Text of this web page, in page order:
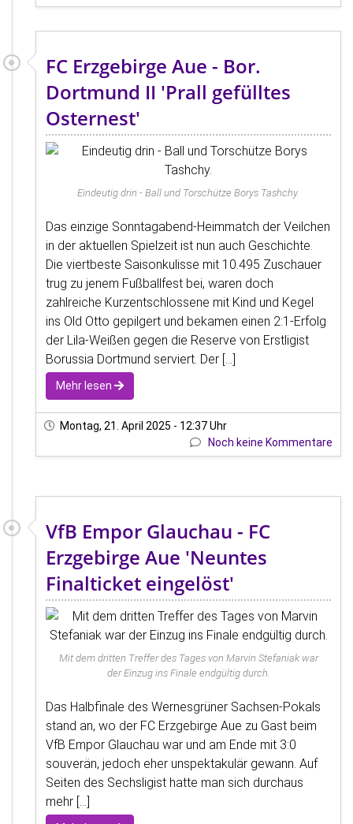
FC Erzgebirge Aue - Bor.
Dortmund II 'Prall gefülltes
Osternest'
Eindeutig drin - Ball und Torschütze Borys Tashchy.
Das einzige Sonntagabend-Heimmatch der Veilchen
in der aktuellen Spielzeit ist nun auch Geschichte.
Die viertbeste Saisonkulisse mit 10.495 Zuschauer
trug zu jenem Fußballfest bei, waren doch
zahlreiche Kurzentschlossene mit Kind und Kegel
ins Old Otto gepilgert und bekamen einen 2:1-Erfolg
der Lila-Weißen gegen die Reserve von Erstligist
Borussia Dortmund serviert. Der [...]
Mehr lesen
Montag, 21. April 2025 - 12:37 Uhr
Noch keine Kommentare
VfB Empor Glauchau - FC
Erzgebirge Aue 'Neuntes
Finalticket eingelöst'
Mit dem dritten Treffer des Tages von Marvin Stefaniak war
der Einzug ins Finale endgültig durch.
Das Halbfinale des Wernesgrüner Sachsen-Pokals
stand an, wo der FC Erzgebirge Aue zu Gast beim
VfB Empor Glauchau war und am Ende mit 3:0
souverän, jedoch eher unspektakulär gewann. Auf
Seiten des Sechsligist hatte man sich durchaus
mehr [...]